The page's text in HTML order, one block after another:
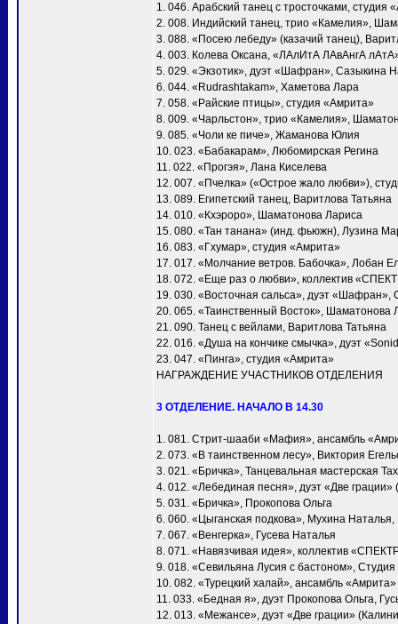
1. 046. Арабский танец с тросточками, студия
2. 008. Индийский танец, трио «Камелия»,
3. 088. «Посею лебеду» (казачий танец),
4. 003. Колева Оксана, «ЛАлИтА ЛАвАнгА
5. 029. «Экзотик», дуэт «Шафран», Сазыкина
6. 044. «Rudrashtakam», Хаметова Лара
7. 058. «Райские птицы», студия «Амрита»
8. 009. «Чарльстон», трио «Камелия»,
9. 085. «Чоли ке пиче», Жаманова Юлия
10. 023. «Бабакарам», Любомирская Регина
11. 022. «Прогэя», Лана Киселева
12. 007. «Пчелка» («Острое жало любви»),
13. 089. Египетский танец, Варитлова Татьяна
14. 010. «Кхэроро», Шаматонова Лариса
15. 080. «Тан танана» (инд. фьюжн), Лузина
16. 083. «Гхумар», студия «Амрита»
17. 017. «Молчание ветров. Бабочка», Лобан
18. 072. «Еще раз о любви», коллектив
19. 030. «Восточная сальса», дуэт
20. 065. «Таинственный Восток», Шаматонова
21. 090. Танец с вейлами, Варитлова Татьяна
22. 016. «Душа на кончике смычка», дуэт
23. 047. «Пинга», студия «Амрита»
НАГРАЖДЕНИЕ УЧАСТНИКОВ ОТДЕЛЕНИЯ
3 ОТДЕЛЕНИЕ. НАЧАЛО В 14.30
1. 081. Стрит-шааби «Мафия», ансамбль
2. 073. «В таинственном лесу», Виктория
3. 021. «Бричка», Танцевальная мастерская
4. 012. «Лебединая песня», дуэт «Две
5. 031. «Бричка», Прокопова Ольга
6. 060. «Цыганская подкова», Мухина
7. 067. «Венгерка», Гусева Наталья
8. 071. «Навязчивая идея», коллектив
9. 018. «Севильяна Лусия с бастоном»,
10. 082. «Турецкий халай», ансамбль «Амрита»
11. 033. «Бедная я», дуэт Прокопова Ольга,
12. 013. «Межансе», дуэт «Две грации»